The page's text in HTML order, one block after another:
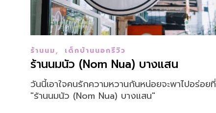
ร้านนม, เด็กบ้านนอกรีวิว
ร้านนมนัว (Nom Nua) บางแสน
วันนี้เอาใจคนรักความหวานกันหน่อยจะพาไปอร่อยที่
"ร้านนมนัว (Nom Nua) บางแสน"